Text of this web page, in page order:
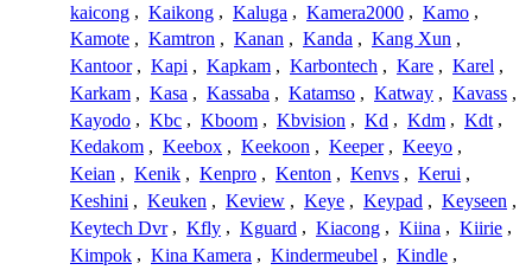
kaicong , Kaikong , Kaluga , Kamera2000 , Kamo ,
Kamote , Kamtron , Kanan , Kanda , Kang Xun ,
Kantoor , Kapi , Kapkam , Karbontech , Kare , Karel ,
Karkam , Kasa , Kassaba , Katamso , Katway , Kavass ,
Kayodo , Kbc , Kboom , Kbvision , Kd , Kdm , Kdt ,
Kedakom , Keebox , Keekoon , Keeper , Keeyo ,
Keian , Kenik , Kenpro , Kenton , Kenvs , Kerui ,
Keshini , Keuken , Keview , Keye , Keypad , Keyseen ,
Keytech Dvr , Kfly , Kguard , Kiacong , Kiina , Kiirie ,
Kimpok , Kina Kamera , Kindermeubel , Kindle ,